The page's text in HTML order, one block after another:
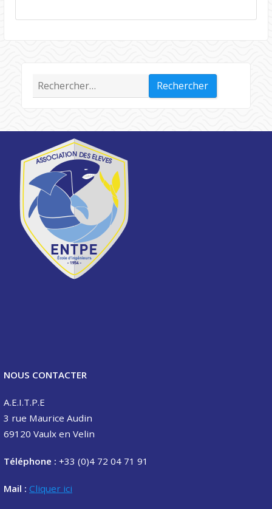
Rechercher :
NOUS CONTACTER
A.E.I.T.P.E
3 rue Maurice Audin
69120 Vaulx en Velin
Téléphone : +33 (0)4 72 04 71 91
Mail : Cliquer ici